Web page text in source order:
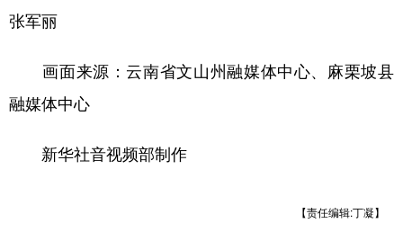
张军丽
画面来源：云南省文山州融媒体中心、麻栗坡县
融媒体中心
新华社音视频部制作
【责任编辑:丁凝】